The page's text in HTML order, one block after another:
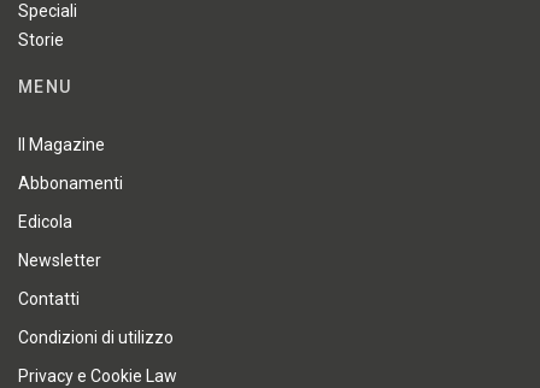
Speciali
Storie
MENU
Il Magazine
Abbonamenti
Edicola
Newsletter
Contatti
Condizioni di utilizzo
Privacy e Cookie Law